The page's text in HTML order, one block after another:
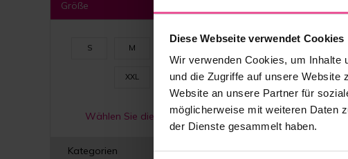
Diese Webseite verwendet Cookies
Wir verwenden Cookies, um Inhalte
und die Zugriffe auf unsere Website
Website an unsere Partner für
möglicherweise mit weiteren Daten
der Dienste gesammelt haben.
Größe
S M
XXL 3XL
Wählen Sie die richtige Größe.
Kategorien
Formendes